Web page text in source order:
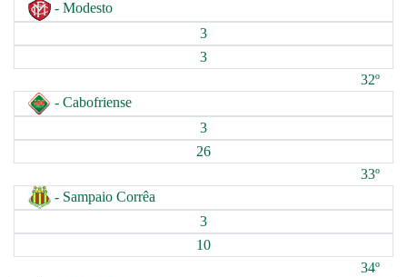
- Modesto
3
3
32º
- Cabofriense
3
26
33º
- Sampaio Corrêa
3
10
34º